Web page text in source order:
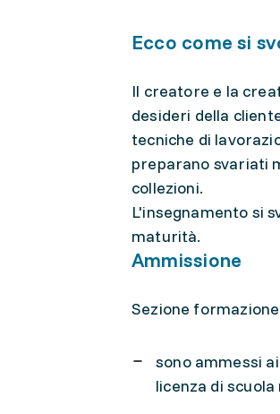
Ecco come si
Il creatore e la
desideri della
tecniche di
preparano svariati
collezioni.
L'insegnamento si
maturità.
Ammissione
Sezione
sono ammessi
licenza di